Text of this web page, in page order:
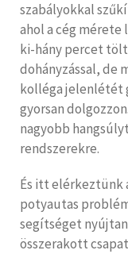
szabályokkal
ahol a cég
ki-hány percet
dohányzással, de
kolléga jelenlétét
gyorsan
nagyobb
rendszerekre.
És itt elérkeztünk
potyautas
segítséget
összerakott